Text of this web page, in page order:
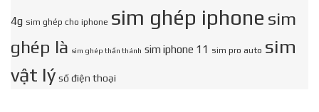
4g sim ghép cho iphone sim ghép iphone sim
ghép là sim ghép thần thánh sim iphone 11 sim pro auto sim
vật lý số điện thoại